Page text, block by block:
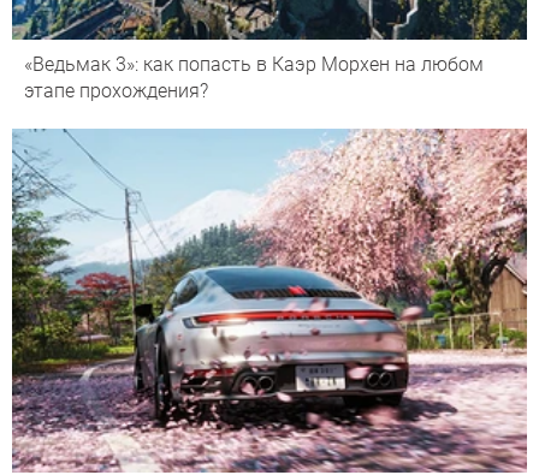
«Ведьмак 3»: как попасть в Каэр Морхен на любом
этапе прохождения?